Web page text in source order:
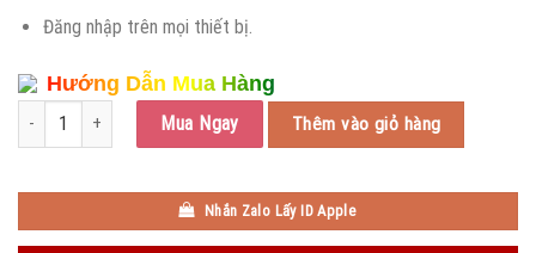
Đăng nhập trên mọi thiết bị.
Hướng Dẫn Mua Hàng
Quizlet Plus số lượngMua Ngay Thêm vào giỏ hàng
Nhắn Zalo Lấy ID Apple